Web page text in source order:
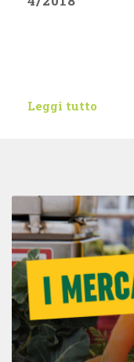
Leggi tutto